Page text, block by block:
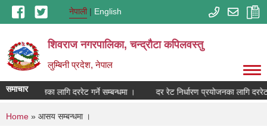
Skip to main contentनेपाली English
शिवराज नगरपालिका, चन्द्राैटा कपिलवस्तु
लुम्बिनी प्रदेश, नेपाल
समाचारप्रयोजनका लागि दररेट गर्ने सम्बन्धमा । दर रेट निर्धारण प्रयोजनका लागि
You are here
Home » आसय सम्बन्धमा ।